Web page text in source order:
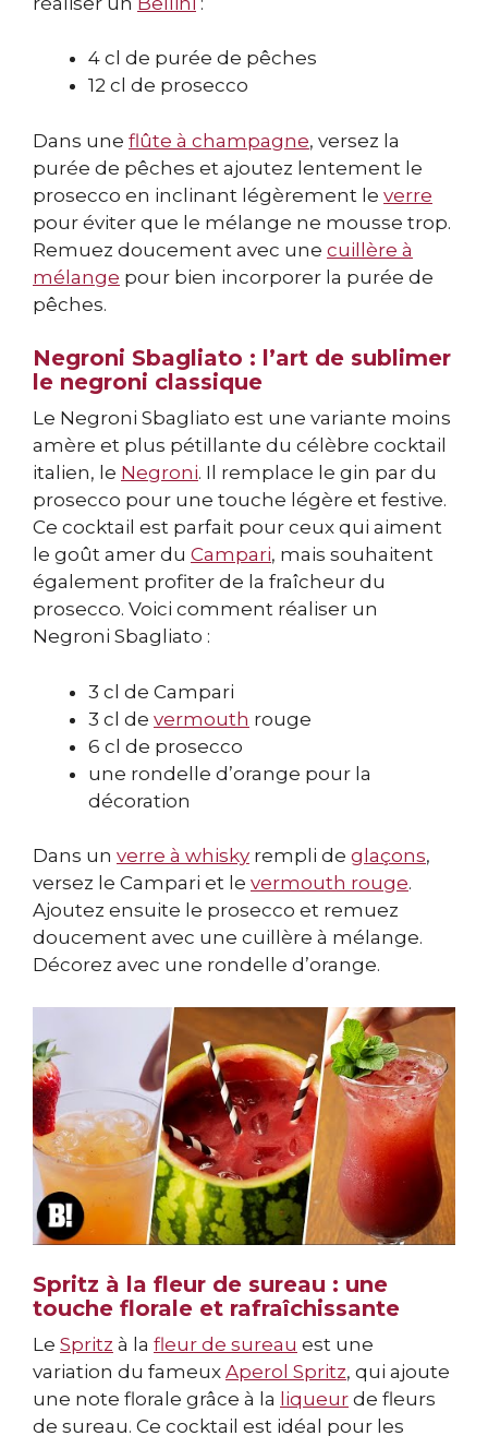
4 cl de purée de pêches
12 cl de prosecco
Dans une flûte à champagne, versez la
purée de pêches et ajoutez lentement le
prosecco en inclinant légèrement le verre
pour éviter que le mélange ne mousse trop.
Remuez doucement avec une cuillère à
mélange pour bien incorporer la purée de
pêches.
Negroni Sbagliato : l’art de sublimer
le negroni classique
Le Negroni Sbagliato est une variante moins
amère et plus pétillante du célèbre cocktail
italien, le Negroni. Il remplace le gin par du
prosecco pour une touche légère et festive.
Ce cocktail est parfait pour ceux qui aiment
le goût amer du Campari, mais souhaitent
également profiter de la fraîcheur du
prosecco. Voici comment réaliser un
Negroni Sbagliato :
3 cl de Campari
3 cl de vermouth rouge
6 cl de prosecco
une rondelle d’orange pour la
décoration
Dans un verre à whisky rempli de glaçons,
versez le Campari et le vermouth rouge.
Ajoutez ensuite le prosecco et remuez
doucement avec une cuillère à mélange.
Décorez avec une rondelle d’orange.
Spritz à la fleur de sureau : une
touche florale et rafraîchissante
Le Spritz à la fleur de sureau est une
variation du fameux Aperol Spritz, qui ajoute
une note florale grâce à la liqueur de fleurs
de sureau. Ce cocktail est idéal pour les